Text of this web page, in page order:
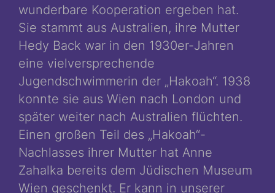
wunderbare Kooperation ergeben hat.
Sie stammt aus Australien, ihre Mutter
Hedy Back war in den 1930er-Jahren
eine vielversprechende
Jugendschwimmerin der „Hakoah“. 1938
konnte sie aus Wien nach London und
später weiter nach Australien flüchten.
Einen großen Teil des „Hakoah“-
Nachlasses ihrer Mutter hat Anne
Zahalka bereits dem Jüdischen Museum
Wien geschenkt. Er kann in unserer